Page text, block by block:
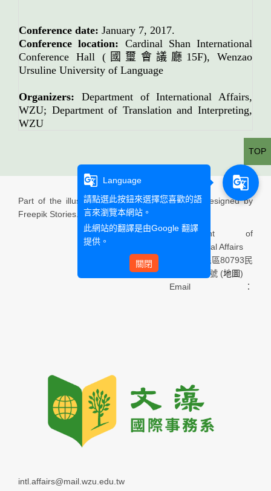
Conference date: January 7, 2017.
Conference location: Cardinal Shan International
Conference Hall ( 國璽會議廳 15F), Wenzao
Ursuline University of Language
Organizers: Department of International Affairs,
WZU; Department of Translation and Interpreting,
WZU
Part of the illustration used in this website is designed by
Freepik Stories.
Department of
International Affairs
高雄市三民區80793民
族一路900號 (地圖)
Email：
intl.affairs@mail.wzu.edu.tw
TOP
g_translate
Language
請點選此按鈕來選擇您喜歡的語
言來瀏覽本網站。
此網站的翻譯是由Google 翻譯
提供。
關閉
g_translate